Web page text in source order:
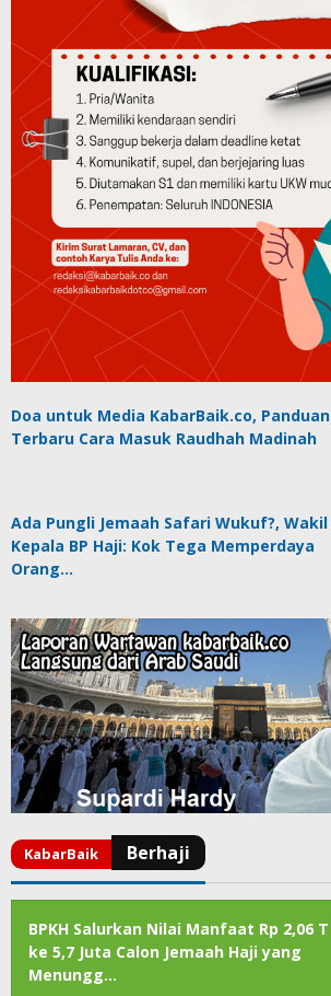
Doa untuk Media KabarBaik.co, Panduan
Terbaru Cara Masuk Raudhah Madinah
Ada Pungli Jemaah Safari Wukuf?, Wakil
Kepala BP Haji: Kok Tega Memperdaya
Orang…
BPKH Salurkan Nilai Manfaat Rp 2,06 T
ke 5,7 Juta Calon Jemaah Haji yang
Menungg…